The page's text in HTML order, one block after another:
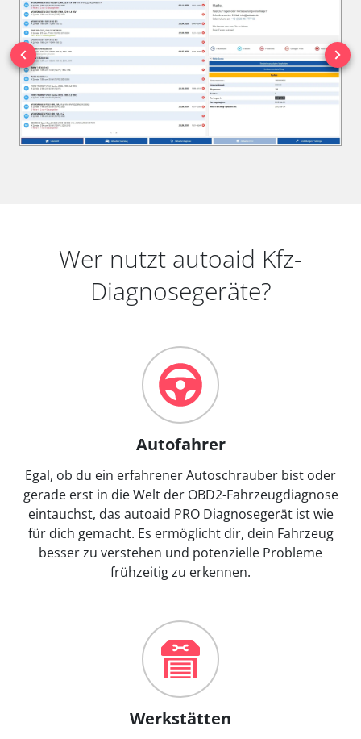
Wer nutzt autoaid Kfz-
Diagnosegeräte?
Autofahrer
Egal, ob du ein erfahrener Autoschrauber bist oder
gerade erst in die Welt der OBD2-Fahrzeugdiagnose
eintauchst, das autoaid PRO Diagnosegerät ist wie
für dich gemacht. Es ermöglicht dir, dein Fahrzeug
besser zu verstehen und potenzielle Probleme
frühzeitig zu erkennen.
Werkstätten